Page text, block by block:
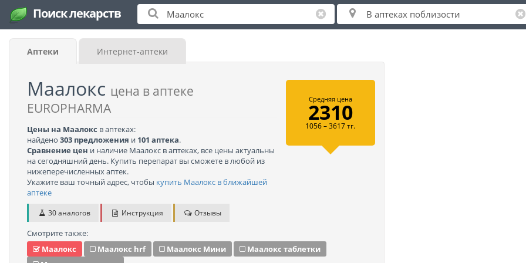
Поиск лекарств
Аптеки Интернет-аптеки
Маалокс цена в аптеке
EUROPHARMA
Цены на Маалокс в аптеках:
найдено 303 предложения и 101 аптека.
Сравнение цен и наличие Маалокс в аптеках, все цены актуальны
на сегодняшний день. Купить перепарат вы сможете в любой из
нижеперечисленных аптек.
Укажите ваш точный адрес, чтобы купить Маалокс в ближайшей
аптеке
30 аналогов Инструкция Отзывы
Средняя цена
2310
1056 – 3617 тг.
Смотрите также:
Маалокс
Маалокс hrf Маалокс Мини
Маалокс таблетки